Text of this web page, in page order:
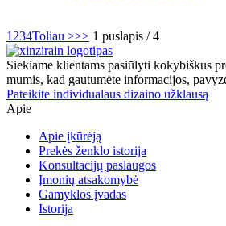
1 234Toliau >>> 1 puslapis / 4
Siekiame klientams pasiūlyti kokybiškus
mumis, kad gautumėte informacijos,
Pateikite individualaus dizaino užklausą
Apie
Apie įkūrėją
Prekės ženklo istorija
Konsultacijų paslaugos
Įmonių atsakomybė
Gamyklos įvadas
Istorija